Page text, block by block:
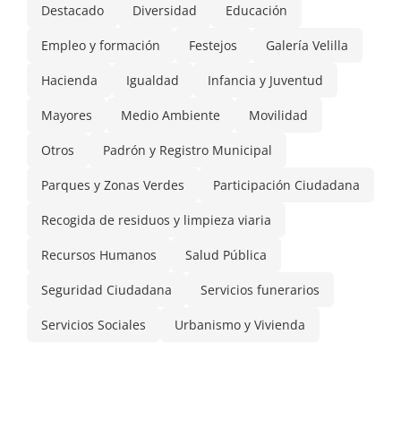
Destacado Diversidad Educación
Empleo y formación Festejos Galería Velilla
Hacienda Igualdad Infancia y Juventud
Mayores Medio Ambiente Movilidad
Otros Padrón y Registro Municipal
Parques y Zonas Verdes Participación Ciudadana
Recogida de residuos y limpieza viaria
Recursos Humanos Salud Pública
Seguridad Ciudadana Servicios funerarios
Servicios Sociales Urbanismo y Vivienda